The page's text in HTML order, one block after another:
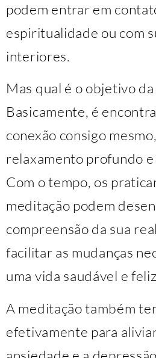
podem entrar em
espiritualidade ou com
interiores.
Mas qual é o objetivo
Basicamente, é
conexão consigo
relaxamento profundo e
Com o tempo, os
meditação podem
compreensão da sua
facilitar as mudanças
uma vida saudável e
A meditação também
efetivamente para